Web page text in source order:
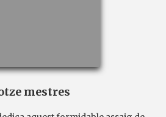
mestres